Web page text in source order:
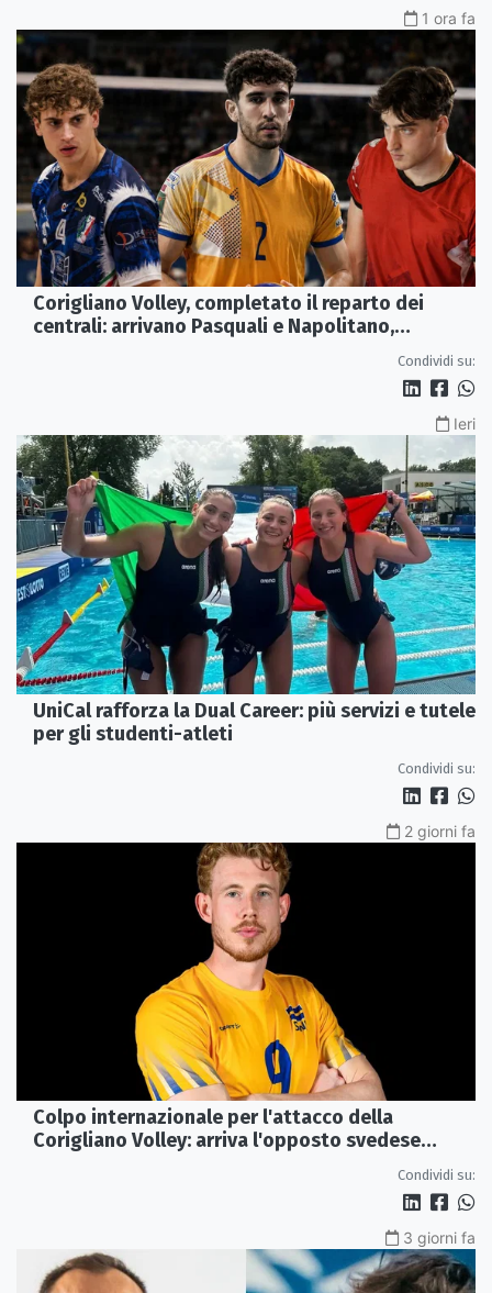
1 ora fa
Corigliano Volley, completato il reparto dei
centrali: arrivano Pasquali e Napolitano,
Condividi su:
Ieri
UniCal rafforza la Dual Career: più servizi e tutele
per gli studenti-atleti
Condividi su:
2 giorni fa
Colpo internazionale per l'attacco della
Corigliano Volley: arriva l'opposto svedese
Condividi su:
3 giorni fa